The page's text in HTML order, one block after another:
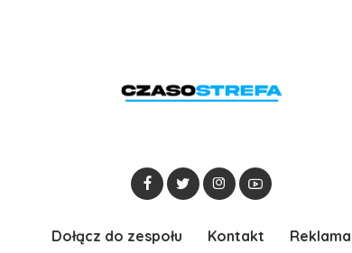
Dołącz do zespołu Kontakt Reklama